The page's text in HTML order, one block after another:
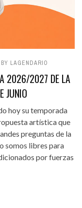
BY LAGENDARIO
2026/2027 DE LA
JUNIO
hoy su temporada
artística que
preguntas de la
somos libres para
por fuerzas